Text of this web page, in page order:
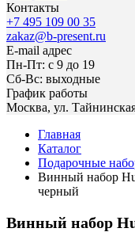
Контакты
+7 495 109 00 35
zakaz@b-present.ru
E-mail адрес
Пн-Пт: с 9 до 19
Сб-Вс: выходные
График работы
Москва, ул.
Главная
Каталог
Подарочные
Винный набор
черный
Винный набор